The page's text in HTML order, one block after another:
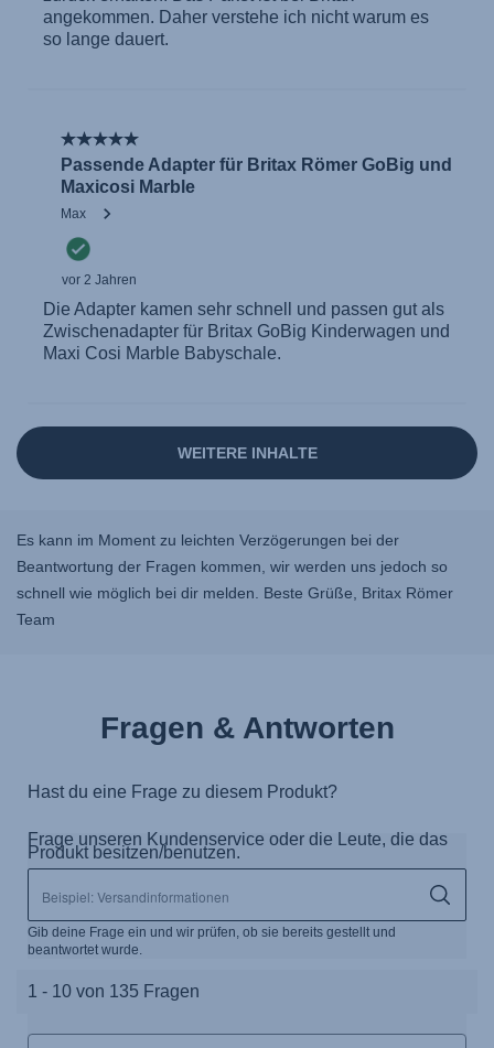
Es kann im Moment zu leichten Verzögerungen bei der
Beantwortung der Fragen kommen, wir werden uns jedoch so
schnell wie möglich bei dir melden. Beste Grüße, Britax Römer
Team
Fragen & Antworten